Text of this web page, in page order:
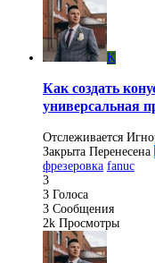
K
Как создать
универсальная
Отслеживается
Закрыта Перенесена
фрезеровка fanuc
3
3 Голоса
3 Сообщения
2k Просмотры